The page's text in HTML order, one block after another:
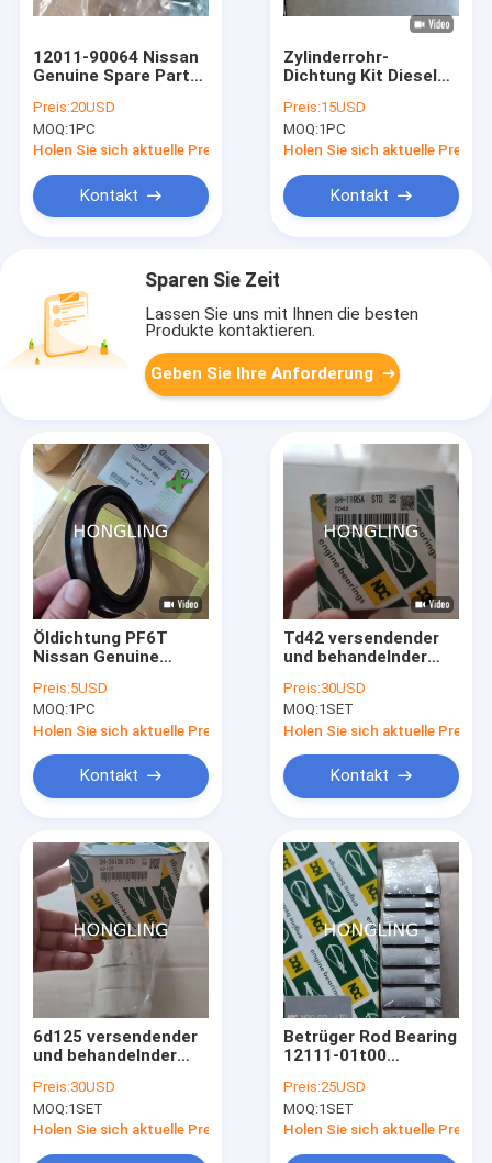
12011-90064 Nissan
Genuine Spare Parts
Kolben Bd30 96mm
Preis:20USD
MOQ:1PC
Holen Sie sich aktuelle Preis
Kontakt
Zylinderrohr-
Dichtung Kit Diesel
Parts Nissan Nes 6
Ne6t Ne6-T 11012-
95064
Preis:15USD
MOQ:1PC
Holen Sie sich aktuelle Preis
Kontakt
Sparen Sie Zeit
Lassen Sie uns mit Ihnen die besten
Produkte kontaktieren.
Geben Sie Ihre Anforderung
Öldichtung PF6T
Nissan Genuine
12277-Z0000
85x110x13
Preis:5USD
MOQ:1PC
Holen Sie sich aktuelle Preis
Kontakt
Td42 versendender
und behandelnder
Camshaft Bearing
Ndc - 1195a für LKW
Nissan Tds 42
Preis:30USD
MOQ:1SET
Holen Sie sich aktuelle Preis
Kontakt
6d125 versendender
und behandelnder
Spare Parts Japan
Ndc - 2612k für
Bagger KOMATSU
Preis:30USD
MOQ:1SET
Holen Sie sich aktuelle Preis
Betrüger Rod Bearing
12111-01t00
Nissan Fds 30 Fd33
Fd35
Preis:25USD
MOQ:1SET
Holen Sie sich aktuelle Preis